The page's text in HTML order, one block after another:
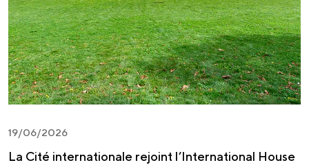
19/06/2026
La Cité internationale rejoint l’International House